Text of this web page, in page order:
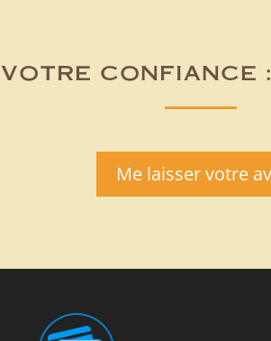
confiance
Me laisser votre